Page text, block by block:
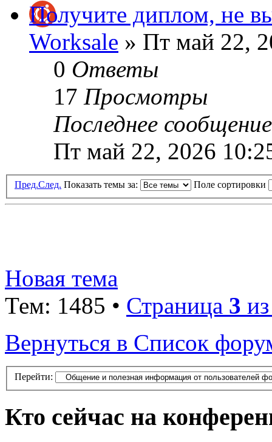
Получите диплом, не
Worksale » Пт май 22,
0 Ответы
17 Просмотры
Последнее
Пт май 22, 2026
Пред.След. Показать темы за: Поле сортировки
Новая тема
Тем: 1485 • Страница 3
Вернуться в Список
Перейти:
Кто сейчас на